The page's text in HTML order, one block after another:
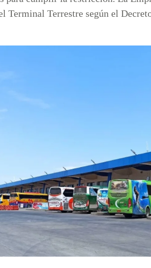
Terminal Terrestre según el